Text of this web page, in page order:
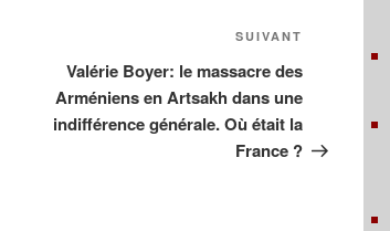
suivant
SUIVANT
Valérie Boyer: le massacre des
Arméniens en Artsakh dans une
indifférence générale. Où était la
France ?